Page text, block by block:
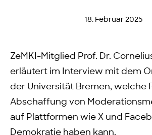
18. Februar 2025
ZeMKI-Mitglied Prof. Dr.
erläutert im Interview mit dem
der Universität Bremen, welche
Abschaffung von
auf Plattformen wie X und
Demokratie haben kann.